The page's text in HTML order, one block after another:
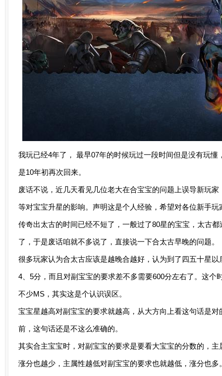
我玩已经4年了， 最早07年的时候玩过一段时间但是没有玩
是10年初再次回来。
废话不说，近几天看见几位老大在合宝宝的问题上误导新玩
等对宝宝升星的影响。声明这是个人经验，希望对各位新手玩
传奇出太古的时间已经不短了，一般过了80星的宝宝，太古
了，于是废话咱就不多说了，直接说一下合太古早晚的问题。
很多玩家认为合太古应该是越晚合越好，认为到了四五十星
4、5分，而且对副宝宝的要求差不多需要600分左右了。这个
不少MS，其实这是个认识误区。
宝宝星越高对副宝宝的要求就越高，从大方向上看这句话是
前，这句话还是不这么准确的。
其实合主宝宝时，对副宝宝的要求是要看大宝宝的分数的，
涨分也越少，主属性越低对副宝宝的要求也就越低，涨分也多